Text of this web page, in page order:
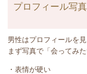
プロフィール写
男性はプロフィールを見
まず写真で「会ってみ
・表情が硬い